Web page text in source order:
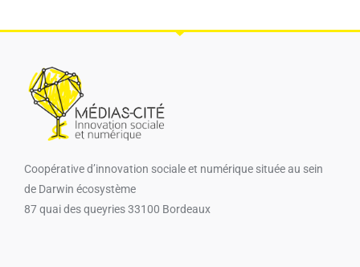
Coopérative d’innovation sociale et numérique​ située au sein
de Darwin écosystème
87 quai des queyries 33100 Bordeaux